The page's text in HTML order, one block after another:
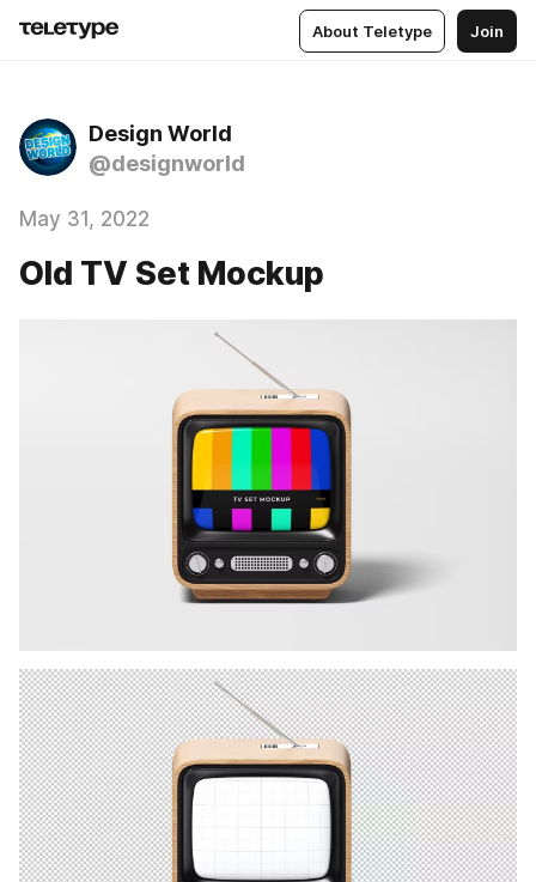
About Teletype Join
Design World
@designworld
May 31, 2022
Old TV Set Mockup